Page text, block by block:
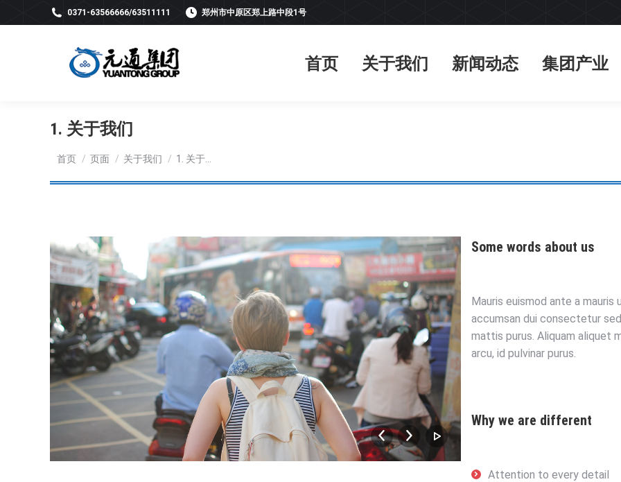
0371-63566666/63511111 郑州市中原区郑上路中段1号
首页 关于我们 新闻动态 集团产业
1. 关于我们
首页 页面 关于我们 1. 关于…
Some words about us
Mauris euismod ante a
accumsan dui consectetur
mattis purus. Aliquam aliquet
arcu, id pulvinar purus.
Why we are different
Attention to every detail
首页 关于我们 新闻动态 集团产业